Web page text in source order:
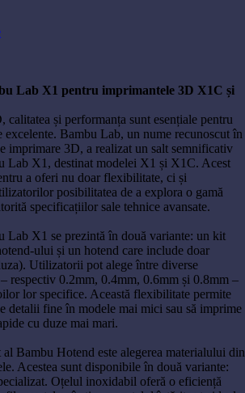
Lab X1 pentru imprimantele 3D X1C și
și performanța sunt esențiale pentru
excelente. Bambu Lab, un nume recunoscut în
imprimare 3D, a realizat un salt semnificativ
Lab X1, destinat modelei X1 și X1C. Acest
a oferi nu doar flexibilitate, ci și
posibilitatea de a explora o gamă
specificațiilor sale tehnice avansate.
Lab X1 se prezintă în două variante: un kit
ului și un hotend care include doar
Utilizatorii pot alege între diverse
respectiv 0.2mm, 0.4mm, 0.6mm și 0.8mm –
lor specifice. Această flexibilitate permite
detalii fine în modele mai mici sau să imprime
cu duze mai mari.
Bambu Hotend este alegerea materialului din
Acestea sunt disponibile în două variante:
Oțelul inoxidabil oferă o eficiență